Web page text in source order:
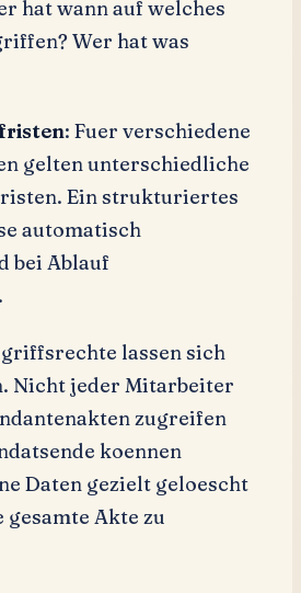
hat wann auf welches
Wer hat was
: Fuer verschiedene
gelten unterschiedliche
Ein strukturiertes
automatisch
bei Ablauf
lassen sich
Nicht jeder Mitarbeiter
zugreifen
koennen
Daten gezielt geloescht
gesamte Akte zu